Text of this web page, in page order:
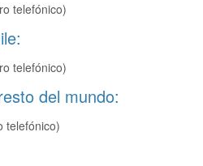
telefónico)
telefónico)
del mundo:
telefónico)